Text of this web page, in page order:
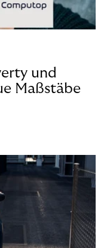
und
Maßstäbe